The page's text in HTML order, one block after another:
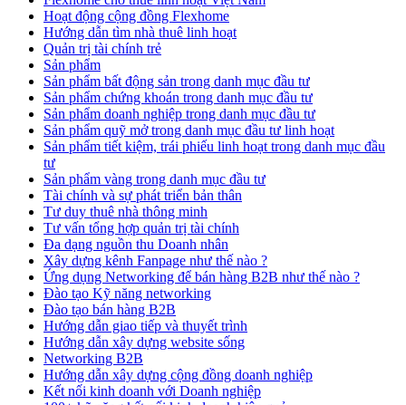
Hoạt động cộng đồng Flexhome
Hướng dẫn tìm nhà thuê linh hoạt
Quản trị tài chính trẻ
Sản phẩm
Sản phẩm bất động sản trong danh mục đầu tư
Sản phẩm chứng khoán trong danh mục đầu tư
Sản phẩm doanh nghiệp trong danh mục đầu tư
Sản phẩm quỹ mở trong danh mục đầu tư linh hoạt
Sản phẩm tiết kiệm, trái phiếu linh hoạt trong danh mục đầu
tư
Sản phẩm vàng trong danh mục đầu tư
Tài chính và sự phát triển bản thân
Tư duy thuê nhà thông minh
Tư vấn tổng hợp quản trị tài chính
Đa dạng nguồn thu Doanh nhân
Xây dựng kênh Fanpage như thế nào ?
Ứng dụng Networking để bán hàng B2B như thế nào ?
Đào tạo Kỹ năng networking
Đào tạo bán hàng B2B
Hướng dẫn giao tiếp và thuyết trình
Hướng dẫn xây dựng website sống
Networking B2B
Hướng dẫn xây dựng cộng đồng doanh nghiệp
Kết nối kinh doanh với Doanh nghiệp